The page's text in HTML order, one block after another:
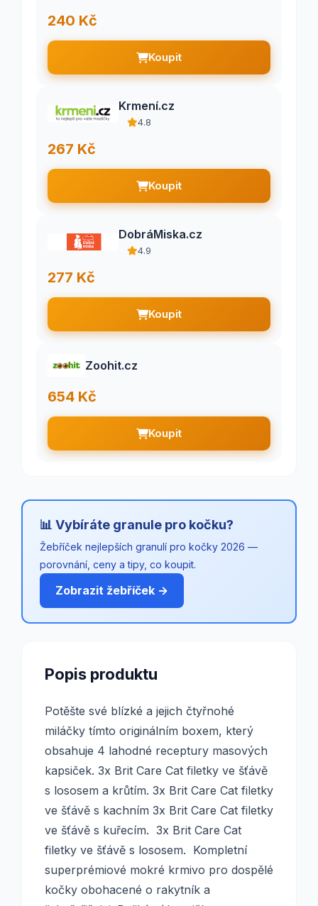
240 Kč
Koupit
Krmení.cz
4.8
267 Kč
Koupit
DobráMiska.cz
4.9
277 Kč
Koupit
Zoohit.cz
654 Kč
Koupit
📊 Vybíráte granule pro kočku?
Žebříček nejlepších granulí pro kočky 2026 —
porovnání, ceny a tipy, co koupit.
Zobrazit žebříček →
Popis produktu
Potěšte své blízké a jejich čtyřnohé
miláčky tímto originálním boxem, který
obsahuje 4 lahodné receptury masových
kapsiček. 3x Brit Care Cat filetky ve šťávě
s lososem a krůtím. 3x Brit Care Cat filetky
ve šťávě s kachním 3x Brit Care Cat filetky
ve šťávě s kuřecím. 3x Brit Care Cat
filetky ve šťávě s lososem. Kompletní
superprémiové mokré krmivo pro dospělé
kočky obohacené o rakytník a